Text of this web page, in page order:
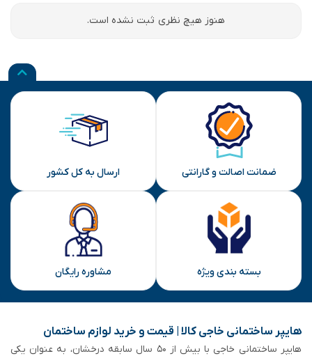
هنوز هیچ نظری ثبت نشده است.
ضمانت اصالت و گارانتی ارسال به کل کشور
بسته بندی ویژه مشاوره رایگان
هایپر ساختمانی خاجی‌ کالا | قیمت و خرید لوازم ساختمان
هایپر ساختمانی خاجی‌ با بیش از ۵۰ سال سابقه‌ درخشان، به عنوان یکی